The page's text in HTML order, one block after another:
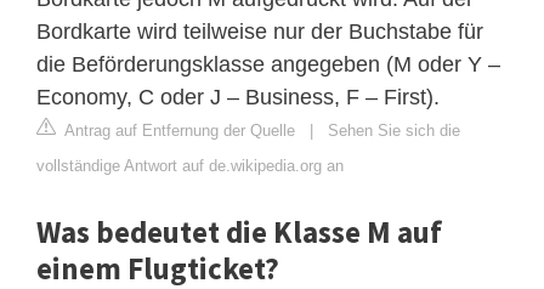
Bordkarte wird teilweise nur der Buchstabe für
die Beförderungsklasse angegeben (M oder Y –
Economy, C oder J – Business, F – First).
Antrag auf Entfernung der Quelle | Sehen Sie sich die
vollständige Antwort auf de.wikipedia.org an
Was bedeutet die Klasse M auf
einem Flugticket?